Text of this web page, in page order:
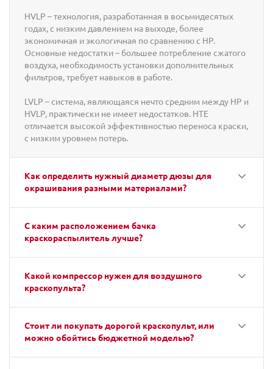
HVLP – технология, разработанная в восьмидесятых
годах, с низким давлением на выходе, более
экономичная и экологичная по сравнению с HP.
Основные недостатки – большее потребление сжатого
воздуха, необходимость установки дополнительных
фильтров, требует навыков в работе.
LVLP – система, являющаяся нечто средним между HP и
HVLP, практически не имеет недостатков. HTE
отличается высокой эффективностью переноса краски,
с низким уровнем потерь.
Как определить нужный диаметр дюзы для
окрашивания разными материалами?
С каким расположением бачка
краскораспылитель лучше?
Какой компрессор нужен для воздушного
краскопульта?
Стоит ли покупать дорогой краскопульт, или
можно обойтись бюджетной моделью?